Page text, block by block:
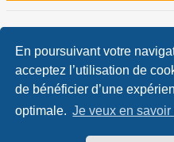
En poursuivant votre
acceptez l’utilisation de
de bénéficier d’une
optimale. Je veux en savoir
Nous sommes
®
Traduction